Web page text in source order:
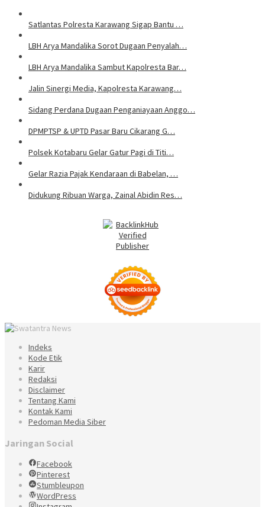
Satlantas Polresta Karawang Sigap Bantu …
LBH Arya Mandalika Sorot Dugaan Penyalah…
LBH Arya Mandalika Sambut Kapolresta Bar…
Jalin Sinergi Media, Kapolresta Karawang…
Sidang Perdana Dugaan Penganiayaan Anggo…
DPMPTSP & UPTD Pasar Baru Cikarang G…
Polsek Kotabaru Gelar Gatur Pagi di Titi…
Gelar Razia Pajak Kendaraan di Babelan, …
Didukung Ribuan Warga, Zainal Abidin Res…
Indeks
Kode Etik
Karir
Redaksi
Disclaimer
Tentang Kami
Kontak Kami
Pedoman Media Siber
Jaringan Social
Facebook
Pinterest
Stumbleupon
WordPress